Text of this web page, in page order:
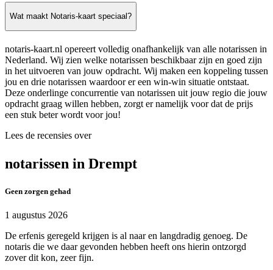
Wat maakt Notaris-kaart speciaal?
notaris-kaart.nl opereert volledig onafhankelijk van alle notarissen in
Nederland. Wij zien welke notarissen beschikbaar zijn en goed zijn
in het uitvoeren van jouw opdracht. Wij maken een koppeling tussen
jou en drie notarissen waardoor er een win-win situatie ontstaat.
Deze onderlinge concurrentie van notarissen uit jouw regio die jouw
opdracht graag willen hebben, zorgt er namelijk voor dat de prijs
een stuk beter wordt voor jou!
Lees de recensies over
notarissen in Drempt
Geen zorgen gehad
1 augustus 2026
De erfenis geregeld krijgen is al naar en langdradig genoeg. De
notaris die we daar gevonden hebben heeft ons hierin ontzorgd
zover dit kon, zeer fijn.